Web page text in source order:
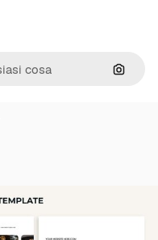
Cerca